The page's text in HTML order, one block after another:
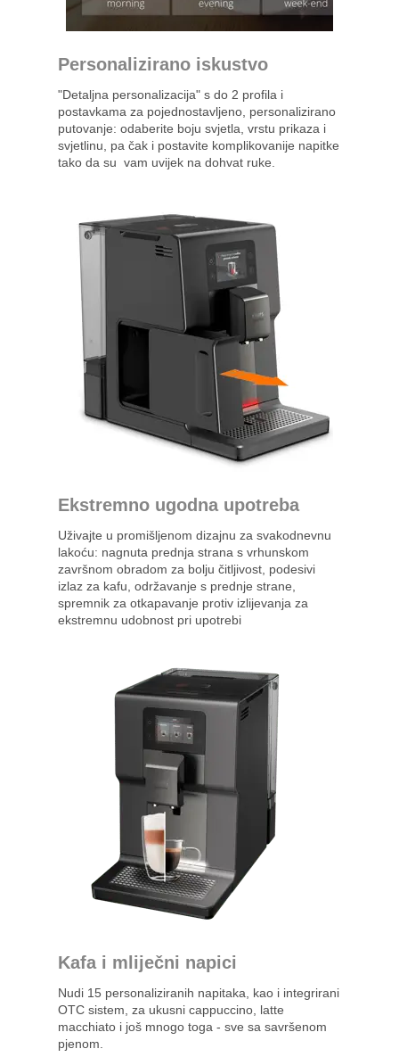
Personalizirano iskustvo
"Detaljna personalizacija" s do 2 profila i
postavkama za pojednostavljeno, personalizirano
putovanje: odaberite boju svjetla, vrstu prikaza i
svjetlinu, pa čak i postavite komplikovanije napitke
tako da su vam uvijek na dohvat ruke.
Ekstremno ugodna upotreba
Uživajte u promišljenom dizajnu za svakodnevnu
lakoću: nagnuta prednja strana s vrhunskom
završnom obradom za bolju čitljivost, podesivi
izlaz za kafu, održavanje s prednje strane,
spremnik za otkapavanje protiv izlijevanja za
ekstremnu udobnost pri upotrebi
Kafa i mliječni napici
Nudi 15 personaliziranih napitaka, kao i integrirani
OTC sistem, za ukusni cappuccino, latte
macchiato i još mnogo toga - sve sa savršenom
pjenom.